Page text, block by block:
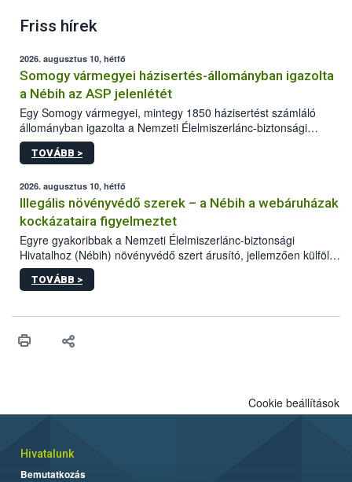
Friss hírek
2026. augusztus 10, hétfő
Somogy vármegyei házisertés-állományban igazolta
a Nébih az ASP jelenlétét
Egy Somogy vármegyei, mintegy 1850 házisertést számláló
állományban igazolta a Nemzeti Élelmiszerlánc-biztonsági
Hivatal (Nébih) laboratóriuma az afrikai sertéspestis (ASP) vírus
jelenlétét. Az országos főállatorvos azonnal elrendelte a
terjedésének megakadályozása érdekében. A sertéstartók
számára kiemelten fontos a járványvédelmi előírások szigorú
betartása.
TOVÁBB >
2026. augusztus 10, hétfő
Illegális növényvédő szerek – a Nébih a webáruházak
kockázataira figyelmeztet
Egyre gyakoribbak a Nemzeti Élelmiszerlánc-biztonsági
Hivatalhoz (Nébih) növényvédő szert árusító, jellemzően külföldi
honlapok kapcsán érkező bejelentések. Emellett az ilyen
termékeket kínáló kéretlen online reklámok mennyisége is
összegyűjtötte az illegális növényvédő szerek kapcsán
vásárlás kockázatait.
TOVÁBB >
Cookie beállítások
Hivatalunk
Bemutatkozás